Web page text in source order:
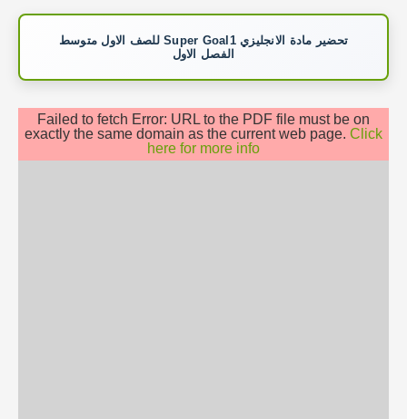
تحضير مادة الانجليزي Super Goal1 للصف الاول متوسط
الفصل الاول
Failed to fetch Error: URL to the PDF file must be on
exactly the same domain as the current web page. Click
here for more info